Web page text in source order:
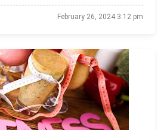
February 26, 2024 3:12 pm